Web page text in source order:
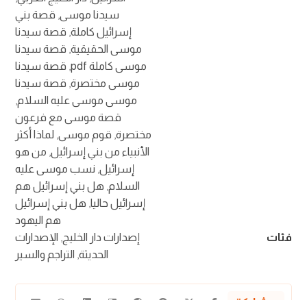
سيدنا موسى, قصة بني
إسرائيل كاملة, قصة سيدنا
موسى الحقيقية, قصة سيدنا
موسى كاملة pdf
, قصة سيدنا
موسى مختصرة, قصة سيدنا
موسى موسى عليه السلام
قصة موسى مع فرعون
مختصرة, قوم موسى, لماذا أكثر
الأنبياء من بني إسرائيل, من هو
إسرائيل, نسب موسى عليه
السلام هل بني إسرائيل هم
إسرائيل حاليا, هل بني إسرائيل
هم اليهود
فئات
إصدارات دار الخليج الإصدارات
الحديثة, التراجم والسير